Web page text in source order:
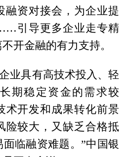
融资对接会，为企业提
引导更多企业走专精
开金融的有力支持。
业具有高技术投入、轻
期稳定资金的需求较
术开发和成果转化前景
险较大，又缺乏合格抵
临融资难题。”中国银